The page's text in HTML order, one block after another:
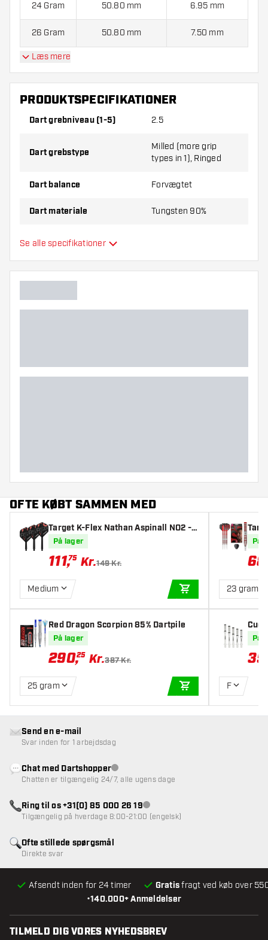
24 Gram 50.80 mm 6.95 mm
26 Gram 50.80 mm 7.50 mm
Red Dragon Artura Shocking Pink 90% indeholder:3
Dartpile, 3 Flights og 3 Skafter.
Læs mere
PRODUKTSPECIFIKATIONER
Dart grebniveau (1-5) 2.5
Dart grebstype
Milled (more grip
types in 1), Ringed
Dart balance Forvægtet
Dart materiale Tungsten 90%
Dartnæsegreb
Dartspiller
Dart form
Se alle specifikationer
OFTE KØBT SAMMEN MED
Target K-Flex Nathan Aspinall NO2 -
Dart Flights
På lager
111,75 Kr.149 Kr.
Medium
TILFØJ TIL KURV
Red Dragon Scorpion 85% Dartpile
På lager
290,25 Kr.387 Kr.
25 gram
TILFØJ TIL KURV
tPå
23 gram
m -
På
35
F
•140.000+ Anmeldelser
Afsendt inden for 24 timer Gratisfragt ved køb over
Ofte stillede spørgsmål
Direkte svar
Send en e-mail
Svar inden for 1 arbejdsdag
Chat med DartshopperKundeservice ikke tilgængelig
Chatten er tilgængelig 24/7, alle ugens dage
Ring til os +31(0) 85 000 26 19Kundeservice ikke tilgængelig
Tilgængelig på hverdage 8:00-21:00 (engelsk)
TILMELD DIG VORES NYHEDSBREV